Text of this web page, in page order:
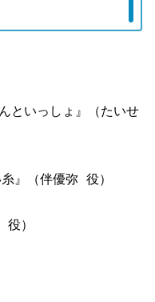
といっしょ』（たいせ
』（伴優弥 役）
）